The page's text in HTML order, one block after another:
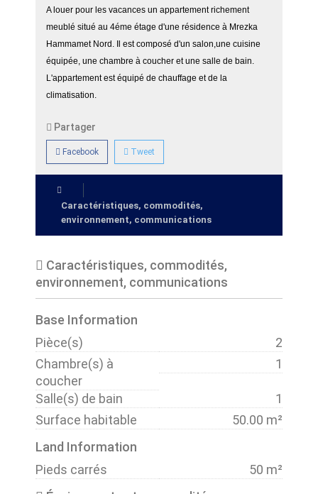
A louer pour les vacances un appartement richement
meublé situé au 4éme étage d'une résidence à Mrezka
Hammamet Nord. Il est composé d'un salon,une cuisine
équipée, une chambre à coucher et une salle de bain.
L'appartement est équipé de chauffage et de la
climatisation.
Partager
Facebook Tweet
Caractéristiques, commodités,
environnement, communications
Caractéristiques, commodités,
environnement, communications
Base Information
Pièce(s)
2
Chambre(s) à
coucher
1
Salle(s) de bain
1
Surface habitable
50.00 m²
Land Information
Pieds carrés
50 m²